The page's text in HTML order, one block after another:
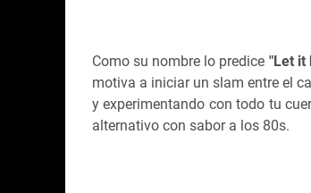
Como su nombre lo predice "Let it
motiva a iniciar un slam entre el
y experimentando con todo tu
alternativo con sabor a los 80s.